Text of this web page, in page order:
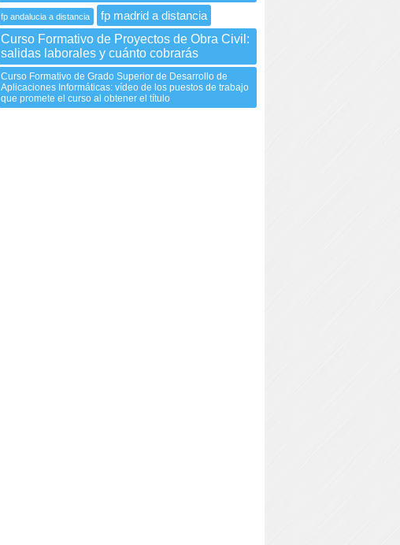
fp andalucia a distancia
fp madrid a distancia
Curso Formativo de Proyectos de Obra Civil:
salidas laborales y cuánto cobrarás
Curso Formativo de Grado Superior de Desarrollo de
Aplicaciones Informáticas: vídeo de los puestos de trabajo
que promete el curso al obtener el título